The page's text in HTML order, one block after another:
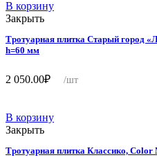
В корзину
Закрыть
Тротуарная плитка Старый город
h=60 мм
2 050.00₽ /шт
В корзину
Закрыть
Тротуарная плитка Классико,